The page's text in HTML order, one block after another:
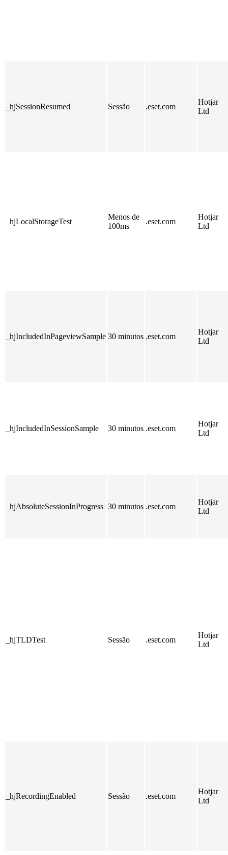
_hjSessionResumed Sessão .eset.com
Hotjar
Ltd
_hjLocalStorageTest
Menos de
100ms
.eset.com
Hotjar
Ltd
_hjIncludedInPageviewSample 30 minutos .eset.com
Hotjar
Ltd
_hjIncludedInSessionSample 30 minutos .eset.com
Hotjar
Ltd
_hjAbsoluteSessionInProgress 30 minutos .eset.com
Hotjar
Ltd
_hjTLDTest Sessão .eset.com
Hotjar
Ltd
_hjRecordingEnabled Sessão .eset.com
Hotjar
Ltd